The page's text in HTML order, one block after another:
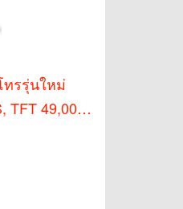
ทรรุ่นใหม่
TFT 49,000